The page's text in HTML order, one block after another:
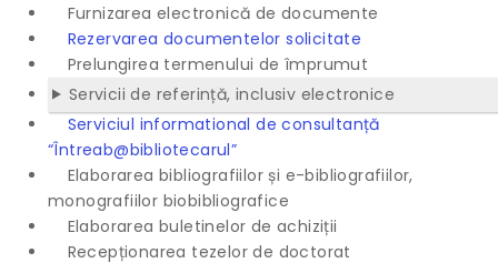
Furnizarea electronică de documente
Rezervarea documentelor solicitate
Prelungirea termenului de împrumut
Servicii de referință, inclusiv electronice
Serviciul informational de consultanță
“Întreab@bibliotecarul”
Elaborarea bibliografiilor și e-bibliografiilor,
monografiilor biobibliografice
Elaborarea buletinelor de achiziții
Recepționarea tezelor de doctorat